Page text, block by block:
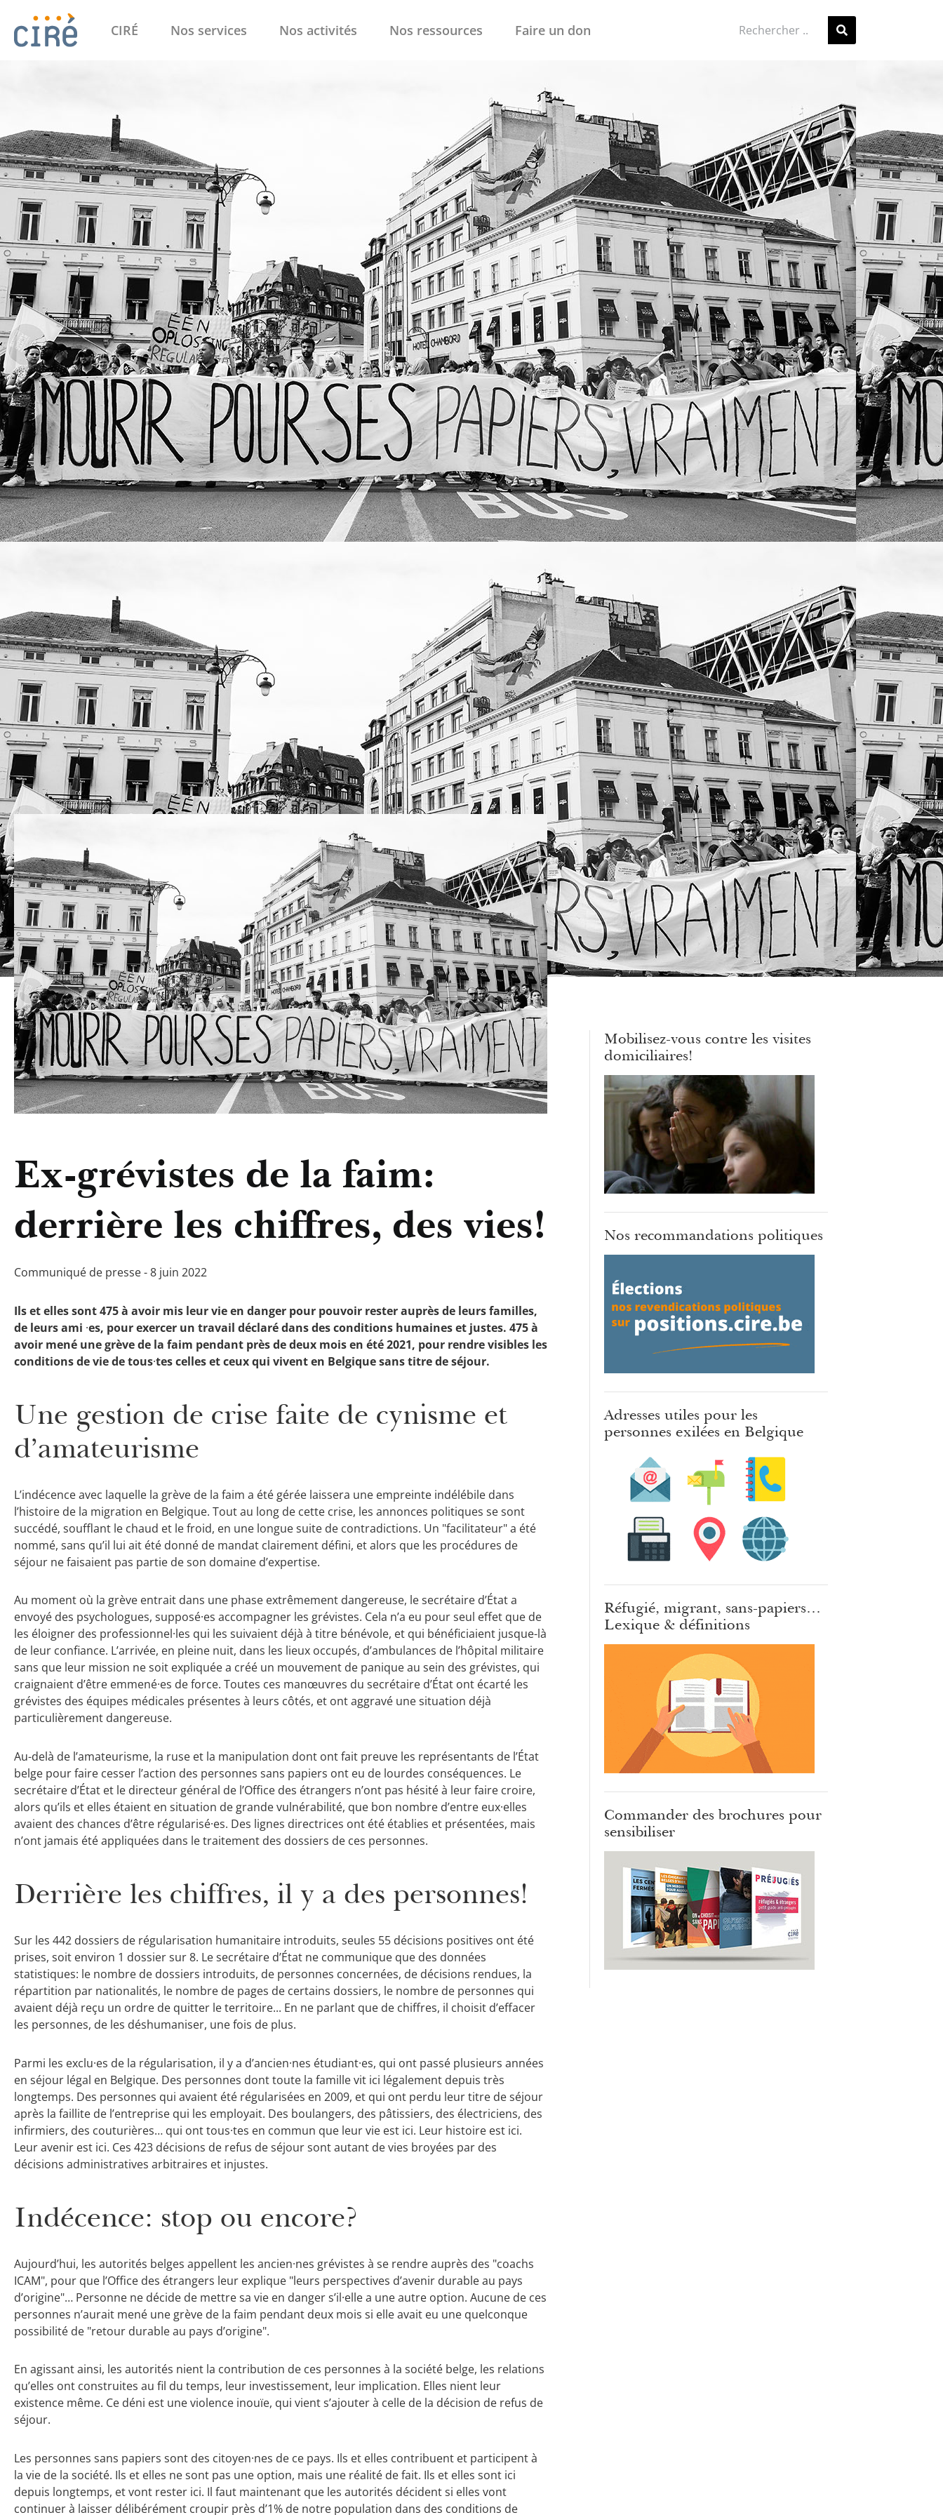
CIRÉ Nos services Nos activités Nos ressources Faire un don
Ex-grévistes de la faim:
derrière les chiffres, des vies!
Communiqué de presse - 8 juin 2022
Ils et elles sont 475 à avoir mis leur vie en danger pour pouvoir rester auprès de leurs familles,
de leurs ami ·es, pour exercer un travail déclaré dans des conditions humaines et justes. 475 à
avoir mené une grève de la faim pendant près de deux mois en été 2021, pour rendre visibles les
conditions de vie de tous·tes celles et ceux qui vivent en Belgique sans titre de séjour.
Une gestion de crise faite de cynisme et
d’amateurisme
L’indécence avec laquelle la grève de la faim a été gérée laissera une empreinte indélébile dans
l’histoire de la migration en Belgique. Tout au long de cette crise, les annonces politiques se sont
succédé, soufflant le chaud et le froid, en une longue suite de contradictions. Un "facilitateur" a été
nommé, sans qu’il lui ait été donné de mandat clairement défini, et alors que les procédures de
séjour ne faisaient pas partie de son domaine d’expertise.
Au moment où la grève entrait dans une phase extrêmement dangereuse, le secrétaire d’État a
envoyé des psychologues, supposé·es accompagner les grévistes. Cela n’a eu pour seul effet que de
les éloigner des professionnel·les qui les suivaient déjà à titre bénévole, et qui bénéficiaient jusque-là
de leur confiance. L’arrivée, en pleine nuit, dans les lieux occupés, d’ambulances de l’hôpital militaire
sans que leur mission ne soit expliquée a créé un mouvement de panique au sein des grévistes, qui
craignaient d’être emmené·es de force. Toutes ces manœuvres du secrétaire d’État ont écarté les
grévistes des équipes médicales présentes à leurs côtés, et ont aggravé une situation déjà
particulièrement dangereuse.
Au-delà de l’amateurisme, la ruse et la manipulation dont ont fait preuve les représentants de l’État
belge pour faire cesser l’action des personnes sans papiers ont eu de lourdes conséquences. Le
secrétaire d’État et le directeur général de l’Office des étrangers n’ont pas hésité à leur faire croire,
alors qu’ils et elles étaient en situation de grande vulnérabilité, que bon nombre d’entre eux·elles
avaient des chances d’être régularisé·es. Des lignes directrices ont été établies et présentées, mais
n’ont jamais été appliquées dans le traitement des dossiers de ces personnes.
Derrière les chiffres, il y a des personnes!
Sur les 442 dossiers de régularisation humanitaire introduits, seules 55 décisions positives ont été
prises, soit environ 1 dossier sur 8. Le secrétaire d’État ne communique que des données
statistiques: le nombre de dossiers introduits, de personnes concernées, de décisions rendues, la
répartition par nationalités, le nombre de pages de certains dossiers, le nombre de personnes qui
avaient déjà reçu un ordre de quitter le territoire... En ne parlant que de chiffres, il choisit d’effacer
les personnes, de les déshumaniser, une fois de plus.
Parmi les exclu·es de la régularisation, il y a d’ancien·nes étudiant·es, qui ont passé plusieurs années
en séjour légal en Belgique. Des personnes dont toute la famille vit ici légalement depuis très
longtemps. Des personnes qui avaient été régularisées en 2009, et qui ont perdu leur titre de séjour
après la faillite de l’entreprise qui les employait. Des boulangers, des pâtissiers, des électriciens, des
infirmiers, des couturières… qui ont tous·tes en commun que leur vie est ici. Leur histoire est ici.
Leur avenir est ici. Ces 423 décisions de refus de séjour sont autant de vies broyées par des
décisions administratives arbitraires et injustes.
Indécence: stop ou encore?
Aujourd’hui, les autorités belges appellent les ancien·nes grévistes à se rendre auprès des "coachs
ICAM", pour que l’Office des étrangers leur explique "leurs perspectives d’avenir durable au pays
d’origine"… Personne ne décide de mettre sa vie en danger s’il·elle a une autre option. Aucune de ces
personnes n’aurait mené une grève de la faim pendant deux mois si elle avait eu une quelconque
possibilité de "retour durable au pays d’origine".
En agissant ainsi, les autorités nient la contribution de ces personnes à la société belge, les relations
qu’elles ont construites au fil du temps, leur investissement, leur implication. Elles nient leur
existence même. Ce déni est une violence inouïe, qui vient s’ajouter à celle de la décision de refus de
séjour.
Les personnes sans papiers sont des citoyen·nes de ce pays. Ils et elles contribuent et participent à
la vie de la société. Ils et elles ne sont pas une option, mais une réalité de fait. Ils et elles sont ici
depuis longtemps, et vont rester ici. Il faut maintenant que les autorités décident si elles vont
continuer à laisser délibérément croupir près d’1% de notre population dans des conditions de
Mobilisez-vous contre les visites
domiciliaires!
Nos recommandations politiques
Adresses utiles pour les
personnes exilées en Belgique
Réfugié, migrant, sans-papiers…
Lexique & définitions
Commander des brochures pour
sensibiliser